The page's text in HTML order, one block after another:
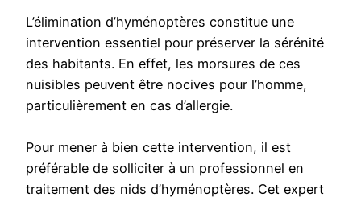
L’élimination d’hyménoptères constitue une
intervention essentiel pour préserver la sérénité
des habitants. En effet, les morsures de ces
nuisibles peuvent être nocives pour l’homme,
particulièrement en cas d’allergie.
Pour mener à bien cette intervention, il est
préférable de solliciter à un professionnel en
traitement des nids d’hyménoptères. Cet expert